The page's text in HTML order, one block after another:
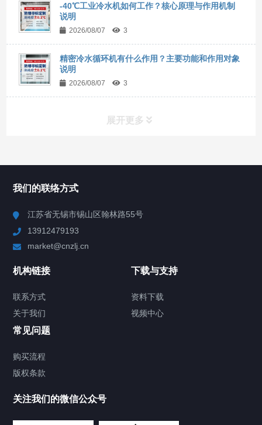
-40℃工业冷水机如何工作？核心原理与作用机制
说明
2026/08/07 3
精密冷水循环机有什么作用？主要功能和作用对象
说明
2026/08/07 3
展开更多
Chiller高精度制冷循环器
TCU温度控制单元
Chiller气体控温系统
我们的联络方式
江苏省无锡市锡山区翰林路55号
13912479193
market@cnzlj.cn
机构链接
联系方式
关于我们
下载与支持
资料下载
视频中心
常见问题
购买流程
版权条款
关注我们的微信公众号